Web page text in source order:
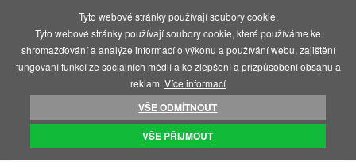
ÚVOD JEHLY, LANCETY, PERA JEHLY
Tyto webové stránky používají soubory cookie.
Tyto webové stránky používají soubory cookie, které používáme ke
shromažďování a analýze informací o výkonu a používání webu, zajištění
fungování funkcí ze sociálních médií a ke zlepšení a přizpůsobení obsahu a
reklam. Více informací
VŠE ODMÍTNOUT
VŠE PŘIJMOUT